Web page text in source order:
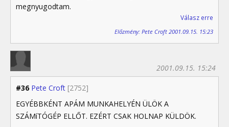
megnyugodtam.
Válasz erre
Előzmény: Pete Croft 2001.09.15. 15:23
#36 Pete Croft [2752]
2001.09.15. 15:24
EGYÉBBKÉNT APÁM MUNKAHELYÉN ÜLÖK A
SZÁMíTÓGÉP ELLŐT. EZÉRT CSAK HOLNAP KÜLDÖK.